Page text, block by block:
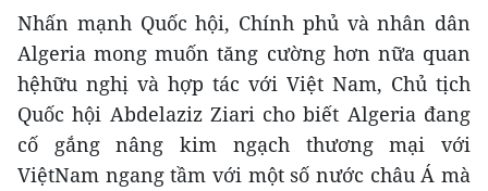
Nhấn mạnh Quốc hội, Chính phủ và nhân dân
Algeria mong muốn tăng cường hơn nữa quan
hệhữu nghị và hợp tác với Việt Nam, Chủ tịch
Quốc hội Abdelaziz Ziari cho biết Algeria đang
cố gắng nâng kim ngạch thương mại với
ViệtNam ngang tầm với một số nước châu Á mà